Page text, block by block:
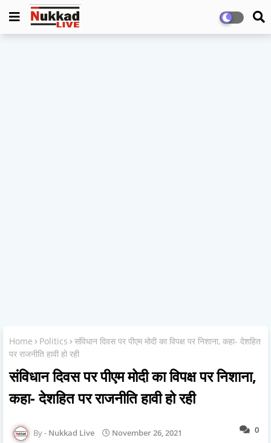
Home Politics
संविधान दिवस पर पीएम मोदी का विपक्ष पर निशाना, कहा- देशहित
पर राजनीति हावी हो रही
संविधान दिवस पर पीएम मोदी का विपक्ष पर निशाना,
कहा- देशहित पर राजनीति हावी हो रही
0
Nukkad Live November 26, 2021